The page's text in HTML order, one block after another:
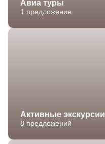
Авиа туры
1 предложение
Активные экскурсии
8 предложений